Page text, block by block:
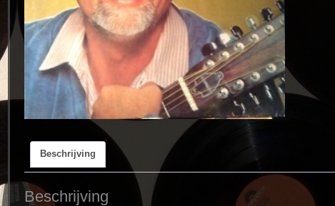
Beschrijving
Beschrijving